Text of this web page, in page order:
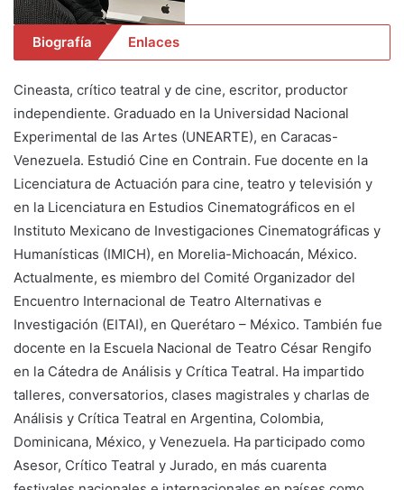
Biografía Enlaces
Cineasta, crítico teatral y de cine, escritor, productor
independiente. Graduado en la Universidad Nacional
Experimental de las Artes (UNEARTE), en Caracas-
Venezuela. Estudió Cine en Contrain. Fue docente en la
Licenciatura de Actuación para cine, teatro y televisión y
en la Licenciatura en Estudios Cinematográficos en el
Instituto Mexicano de Investigaciones Cinematográficas y
Humanísticas (IMICH), en Morelia-Michoacán, México.
Actualmente, es miembro del Comité Organizador del
Encuentro Internacional de Teatro Alternativas e
Investigación (EITAI), en Querétaro – México. También fue
docente en la Escuela Nacional de Teatro César Rengifo
en la Cátedra de Análisis y Crítica Teatral. Ha impartido
talleres, conversatorios, clases magistrales y charlas de
Análisis y Crítica Teatral en Argentina, Colombia,
Dominicana, México, y Venezuela. Ha participado como
Asesor, Crítico Teatral y Jurado, en más cuarenta